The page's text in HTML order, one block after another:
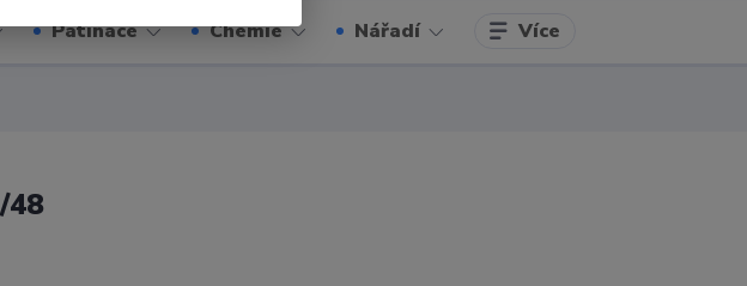
Patinace Chemie Nářadí Více
48